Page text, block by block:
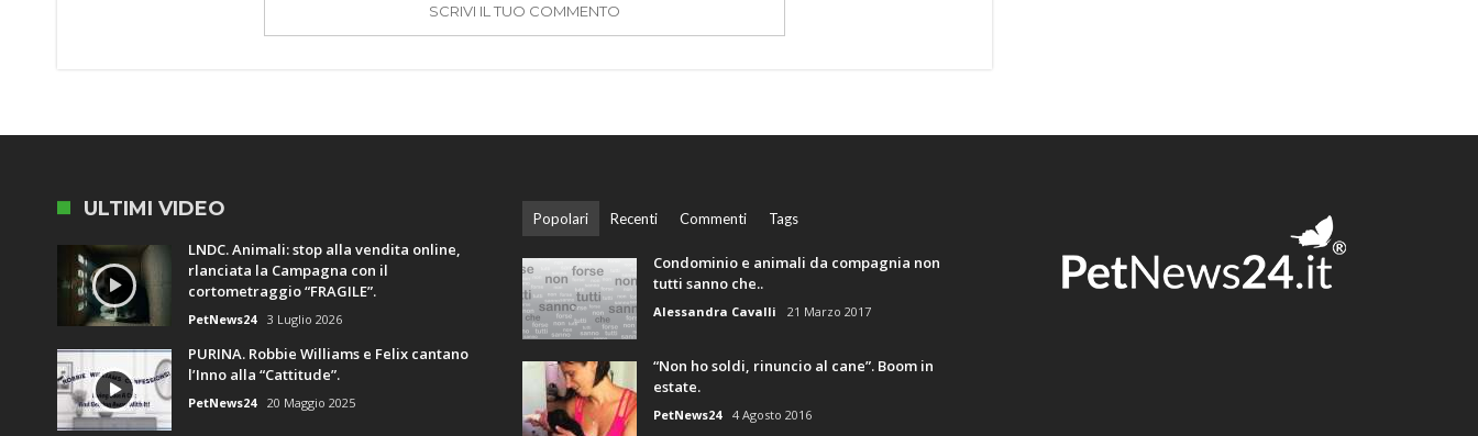
SCRIVI IL TUO COMMENTO
ULTIMI VIDEO
LNDC. Animali: stop alla vendita online,
rlanciata la Campagna con il
cortometraggio “FRAGILE”.
PetNews24 3 Luglio 2026
PURINA. Robbie Williams e Felix cantano
l’Inno alla “Cattitude”.
PetNews24 20 Maggio 2025
Popolari Recenti Commenti Tags
Condominio e animali da compagnia non
tutti sanno che..
Alessandra Cavalli 21 Marzo 2017
“Non ho soldi, rinuncio al cane”. Boom in
estate.
PetNews24 4 Agosto 2016